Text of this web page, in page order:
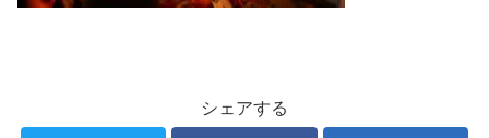
シェアする